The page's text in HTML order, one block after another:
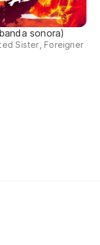
sonora)
Sister, Foreigner